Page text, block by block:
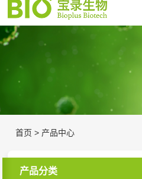
首页 > 产品中心
产品分类